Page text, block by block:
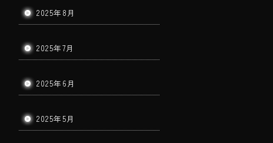
2025年8月
2025年7月
2025年6月
2025年5月